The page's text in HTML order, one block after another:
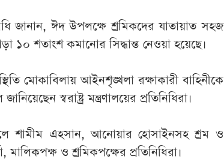
জানান, ঈদ উপলক্ষে শ্রমিকদের যাতায়াত সহজ
শতাংশ কমানোর সিদ্ধান্ত নেওয়া হয়েছে।
মোকাবিলায় আইনশৃঙ্খলা রক্ষাকারী বাহিনীকে
স্বরাষ্ট্র মন্ত্রণালয়ের প্রতিনিধিরা।
শামীম এহসান, আনোয়ার হোসাইনসহ শ্রম ও
মালিকপক্ষ ও শ্রমিকপক্ষের প্রতিনিধিরা।